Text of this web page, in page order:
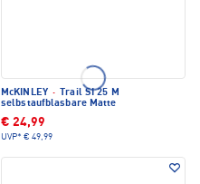
McKINLEY ·
Trail SI 25 M
selbstaufblasbare Matte
€ 24,99
UVP* € 49,99